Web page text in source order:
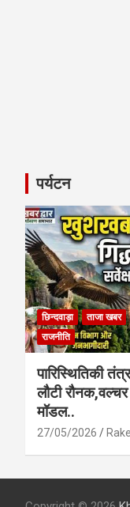
पर्यटन
छिन्दवाड़ा ताजा खबर
राजनीति
पारिस्थितिकी
लौटी
मॉडल..
27/05/2026